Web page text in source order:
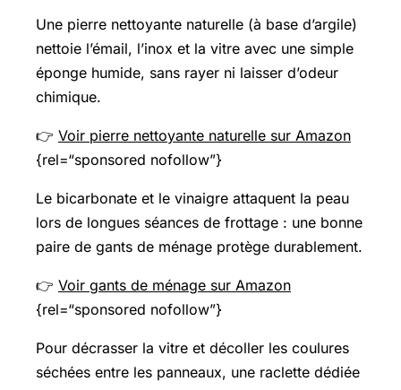
Une pierre nettoyante naturelle (à base d’argile)
nettoie l’émail, l’inox et la vitre avec une simple
éponge humide, sans rayer ni laisser d’odeur
chimique.
👉 Voir pierre nettoyante naturelle sur Amazon
{rel=“sponsored nofollow”}
Le bicarbonate et le vinaigre attaquent la peau
lors de longues séances de frottage : une bonne
paire de gants de ménage protège durablement.
👉 Voir gants de ménage sur Amazon
{rel=“sponsored nofollow”}
Pour décrasser la vitre et décoller les coulures
séchées entre les panneaux, une raclette dédiée